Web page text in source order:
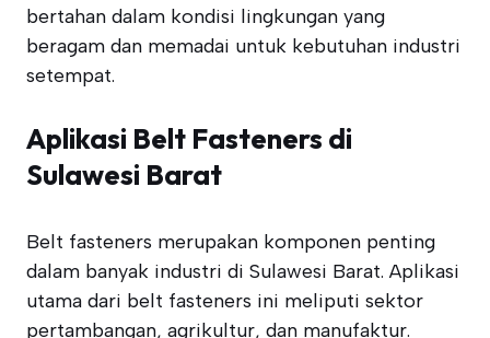
bertahan dalam kondisi lingkungan yang
beragam dan memadai untuk kebutuhan industri
setempat.
Aplikasi Belt Fasteners di
Sulawesi Barat
Belt fasteners merupakan komponen penting
dalam banyak industri di Sulawesi Barat. Aplikasi
utama dari belt fasteners ini meliputi sektor
pertambangan, agrikultur, dan manufaktur.